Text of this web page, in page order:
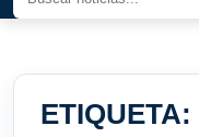
ETIQUETA: